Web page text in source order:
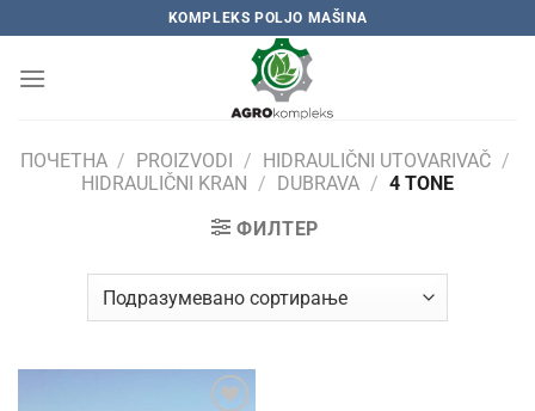
to
content
KOMPLEKS POLJO MAŠINA
ПОЧЕТНА / PROIZVODI / HIDRAULIČNI UTOVARIVAČ /
HIDRAULIČNI KRAN / DUBRAVA / 4 TONE
ФИЛТЕР